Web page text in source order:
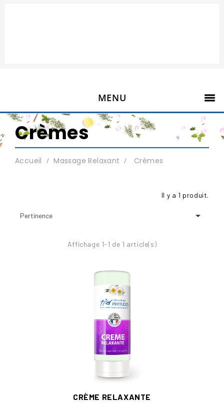
MENU
Crèmes
Accueil Massage Relaxant Crèmes
Il y a 1 produit.
Pertinence 
Affichage 1-1 de 1 article(s)
CRÈME RELAXANTE